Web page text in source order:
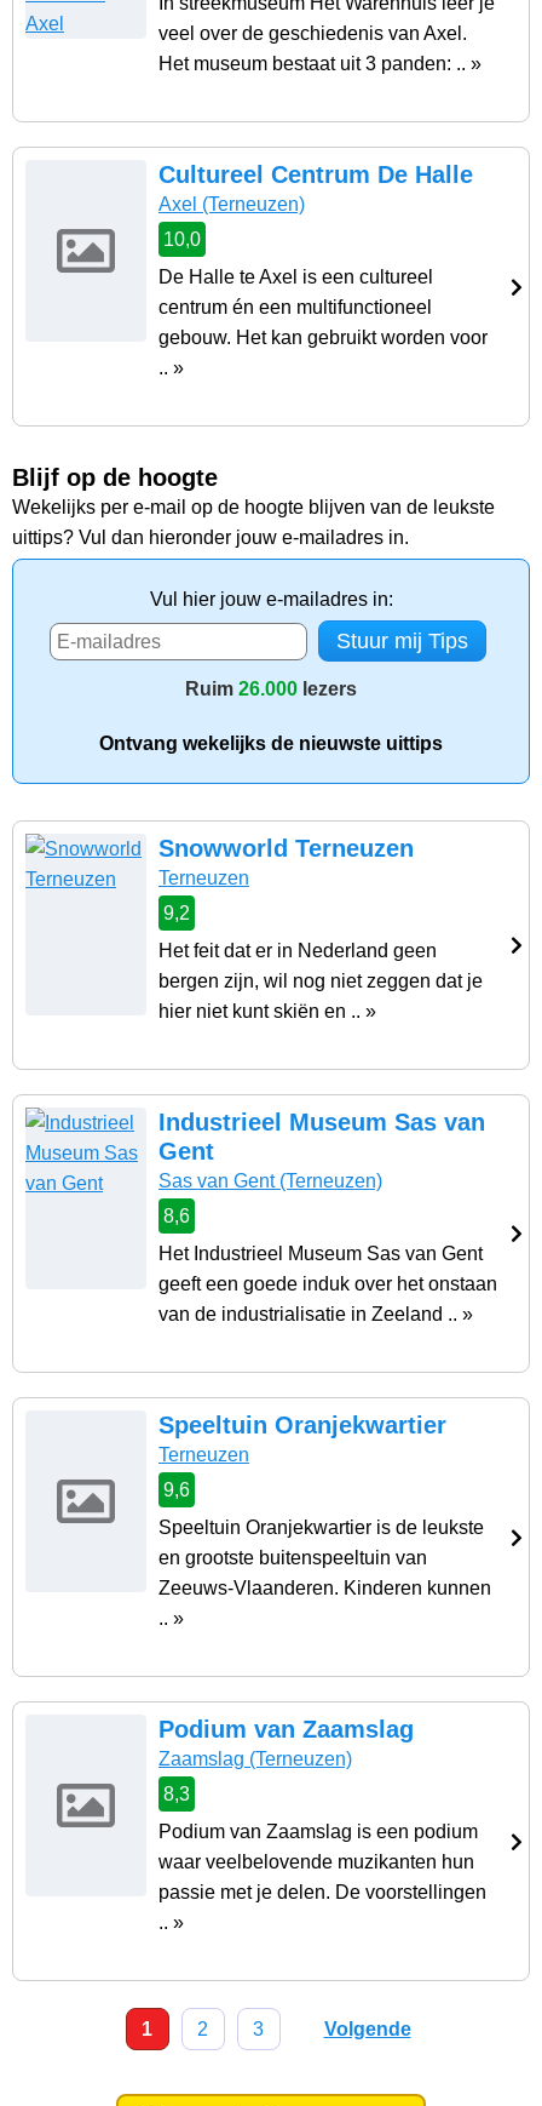
veel over de geschiedenis van Axel.
Het museum bestaat uit 3 panden: .. »
Cultureel Centrum De Halle
Axel (Terneuzen)
10,0
De Halle te Axel is een cultureel
centrum én een multifunctioneel
gebouw. Het kan gebruikt worden voor
.. »
Blijf op de hoogte
Wekelijks per e-mail op de hoogte blijven van de leukste
uittips? Vul dan hieronder jouw e-mailadres in.
Vul hier jouw e-mailadres in:
Ruim 26.000 lezers
Ontvang wekelijks de nieuwste uittips
Snowworld Terneuzen
Terneuzen
9,2
Het feit dat er in Nederland geen
bergen zijn, wil nog niet zeggen dat je
hier niet kunt skiën en .. »
Industrieel Museum Sas van
Gent
Sas van Gent(Terneuzen)
8,6
Het Industrieel Museum Sas van Gent
geeft een goede induk over het onstaan
van de industrialisatie in Zeeland .. »
Speeltuin Oranjekwartier
Terneuzen
9,6
Speeltuin Oranjekwartier is de leukste
en grootste buitenspeeltuin van
Zeeuws-Vlaanderen. Kinderen kunnen
.. »
Podium van Zaamslag
Zaamslag (Terneuzen)
8,3
Podium van Zaamslag is een podium
waar veelbelovende muzikanten hun
passie met je delen. De voorstellingen
.. »
1 2 3 Volgende